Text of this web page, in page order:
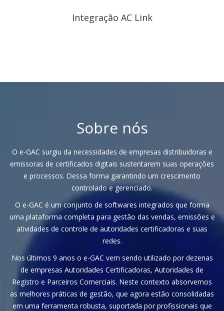
Integração AC Link
Sobre nós
O e-GAC surgiu da necessidades de empresas distribuidoras e
emissoras de certificados digitais sustentarem suas operações
e processos. Dessa forma garantindo um crescimento
controlado e gerenciado.
O e-GAC é um conjunto de softwares integrados que forma
uma plataforma completa para gestão das vendas, emissões e
atividades de controle de autoridades certificadoras e suas
redes.
Nos últimos 9 anos o e-GAC vem sendo utilizado por dezenas
de empresas Autoridades Certificadoras, Autoridades de
Registro e Parceiros Comerciais. Neste contexto absorvemos
as melhores práticas de gestão, que agora estão consolidadas
em uma ferramenta robusta, suportada por profissionais que